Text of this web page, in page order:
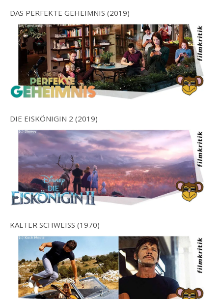
DAS PERFEKTE GEHEIMNIS (2019)
DIE EISKÖNIGIN 2 (2019)
KALTER SCHWEISS (1970)